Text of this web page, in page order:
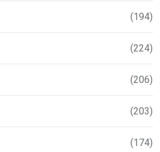
(194)
(224)
(206)
(203)
(174)